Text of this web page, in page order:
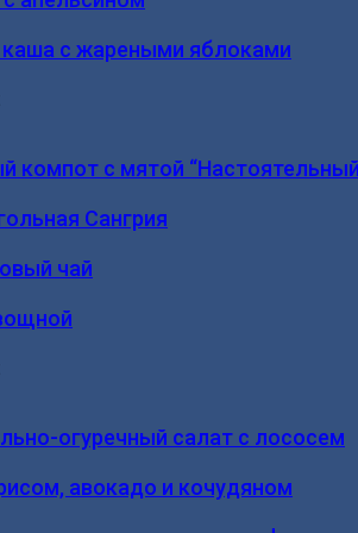
каша с жареными яблоками
компот с мятой
Сангрия
чай
огуречный салат с лососем
авокадо и кочудяном